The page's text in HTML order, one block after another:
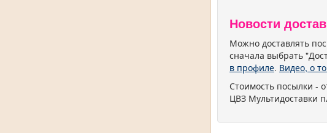
Новости
Можно доставлять
сначала выбрать
в профиле. Видео, о
Стоимость посылки -
ЦВЗ Мультидоставки